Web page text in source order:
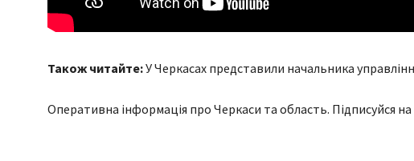
Також читайте:У Черкасах представили начальника
Оперативна інформація про Черкаси та область. Підписуйся